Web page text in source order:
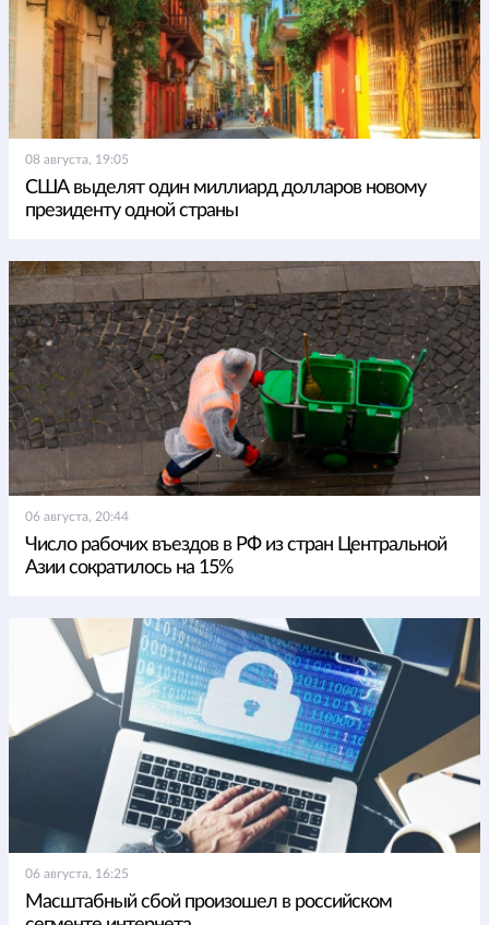
08 августа, 19:05
США выделят один миллиард долларов новому
президенту одной страны
06 августа, 20:44
Число рабочих въездов в РФ из стран Центральной
Азии сократилось на 15%
06 августа, 16:25
Масштабный сбой произошел в российском